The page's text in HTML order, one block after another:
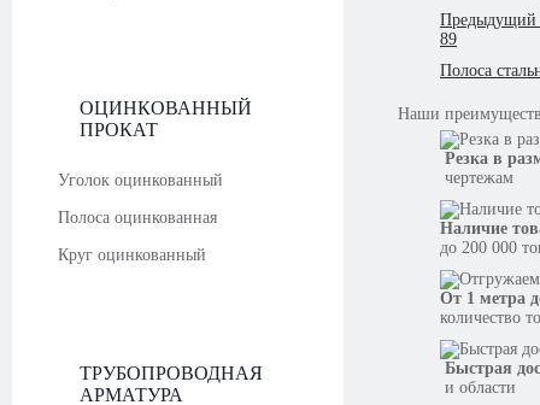
ОЦИНКОВАННЫЙ
ПРОКАТ
Уголок оцинкованный
Полоса оцинкованная
Круг оцинкованный
ТРУБОПРОВОДНАЯ
АРМАТУРА
Предыдущий
89
Полоса
Наши
Резка в
чертежам
Наличие
до 200 000
От 1 метра
количество
Быстрая
и области